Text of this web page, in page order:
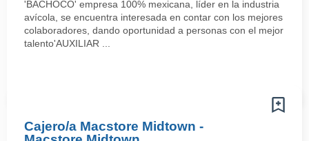
'BACHOCO' empresa 100% mexicana, líder en la industria
avícola, se encuentra interesada en contar con los mejores
colaboradores, dando oportunidad a personas con el mejor
talento'AUXILIAR ...
Cajero/a Macstore Midtown -